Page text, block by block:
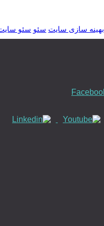
بهینه سازی سایت سئو سئو